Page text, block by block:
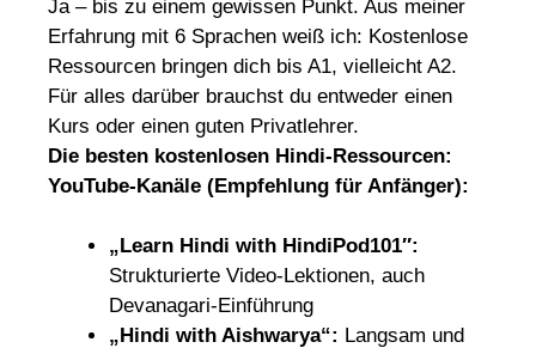
Ja – bis zu einem gewissen Punkt. Aus meiner
Erfahrung mit 6 Sprachen weiß ich: Kostenlose
Ressourcen bringen dich bis A1, vielleicht A2.
Für alles darüber brauchst du entweder einen
Kurs oder einen guten Privatlehrer.
Die besten kostenlosen Hindi-Ressourcen:
YouTube-Kanäle (Empfehlung für Anfänger):
„Learn Hindi with HindiPod101″:
Strukturierte Video-Lektionen, auch
Devanagari-Einführung
„Hindi with Aishwarya“: Langsam und